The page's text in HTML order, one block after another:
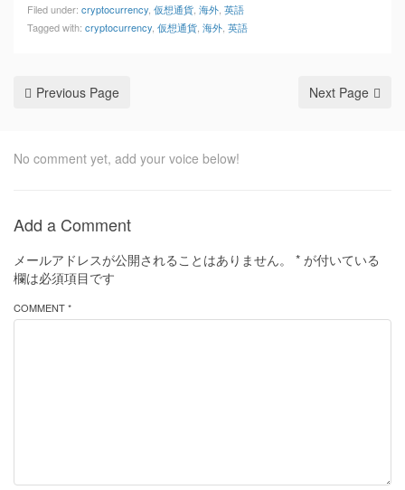
Filed under: cryptocurrency 仮想通貨 海外 英語
Tagged with: cryptocurrency 仮想通貨 海外 英語
Previous Page Next Page
No comment yet, add your voice below!
Add a Comment
メールアドレスが公開されることはありません。 * が付いている
欄は必須項目です
COMMENT *